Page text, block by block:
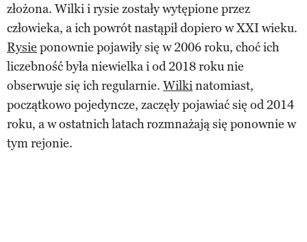
złożona. Wilki i rysie zostały wytępione przez
człowieka, a ich powrót nastąpił dopiero w XXI wieku.
Rysie ponownie pojawiły się w 2006 roku, choć ich
liczebność była niewielka i od 2018 roku nie
obserwuje się ich regularnie. Wilkinatomiast,
początkowo pojedyncze, zaczęły pojawiać się od 2014
roku, a w ostatnich latach rozmnażają się ponownie w
tym rejonie.